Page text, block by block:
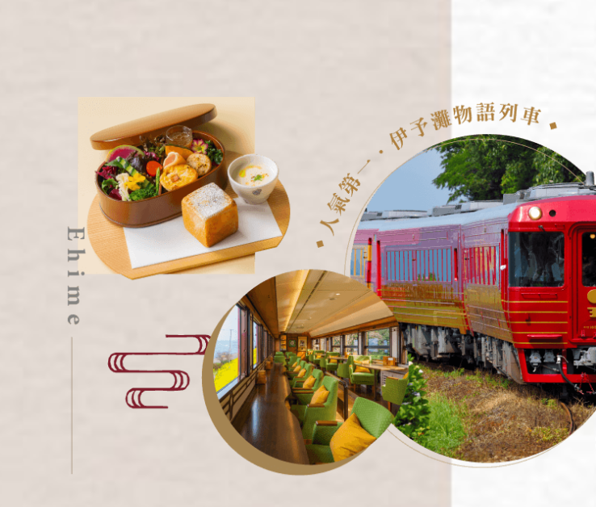
清邁 清萊
曼谷 芭達雅 華欣
蘇美島
越南
北越 河內 下龍灣
中越 峴港 會安 順化
南越 胡志明 富國島 芽莊
中國
江南 黃山 江西 山東
四川 稻城 西藏
雲南 貴州 張家界 湖北
陝西 河南 絲路 新疆